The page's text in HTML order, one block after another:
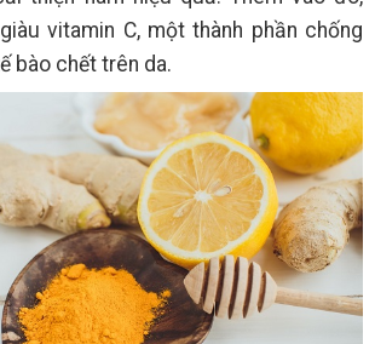
vitamin C, một thành phần chống
bào chết trên da.